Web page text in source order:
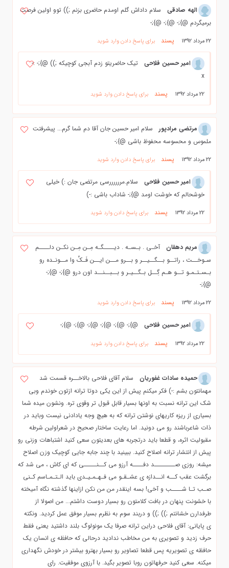
الهه صادقي
سلام داداش گلم اومدم حاضري بزنم ;)) توو اولين فرصت
برميگردم @};- @};- @};-
22 مرداد 1392 پسند برای پاسخ دادن وارد شوید
امیر حسین فلاحی
تیک حاضریتو زدم آبجی کوچیکه ;)) @};- :-
x
22 مرداد 1392 پسند برای پاسخ دادن وارد شوید
مرتضی مرادپور
سلام امیر حسین جان آقا دم شما گرم... پیشرفتت
ملموس و محسوسه محفوظ باشی @};-
22 مرداد 1392 پسند برای پاسخ دادن وارد شوید
امیر حسین فلاحی
سلام.مررررررسی مرتضی جان :) خیلی
خوشحالم که خوشت اومد @};- شاداب باشی :-)
22 مرداد 1392 پسند برای پاسخ دادن وارد شوید
مریم دهقان
آخـی . بـسـه . دیــــگـه مِـن مِـن نکـن دلــــم
سـوخــت ، راتــو بــگــیــر و بــرو مــن ایــن فَـکِّ وا مــونـده رو
بـسـتـمـو تــو هـم گِــل بـگــیـر و بــبــنــد اون درو @};- @};-
@};-
22 مرداد 1392 پسند برای پاسخ دادن وارد شوید
امیر حسین فلاحی @};- @};- @};- @};- @};- @};-
22 مرداد 1392 پسند برای پاسخ دادن وارد شوید
حمیده سادات غفوریان
سلام آقای فلاحی بالاخــره قسمت شد
مهمانتون بشم :-) فکر میکنم پیش از این یکی دوتا ترانه ازتون خوندم وبی
شک این ترانه نسبت به اونها بسیار قابل قبول تر وقوی تره. ونشون میده شما
بسیاری از ریزه کاریهای نوشتن ترانه که به هیچ وجه یادادنی نیست وباید در
ذات شاعرباشند رو می دونید. اما رعایت ساختار صحیح در شعراولین شرطه
مقبولیت اثره، و قطعا باید درتجربه های بعدیتون سعی کنید اشتباهات وزنی رو
پیش از انتشار ترانه اصلاح کنید. ببینید با چند جابه جایی کوچیک وزن اصلاح
میشه: روزی صــــــــد دفــــه آرزو می کــنـــــی که ای کاش ، می شد که
برگشت عقب کــه انــدازه ی عشـقـو می فـهـمـیـدی باید الـتـمـاسم کـنی
صـب تـا شــــب و آخی! بسه اینقدر من من نکن ازاینها گذشته نگاه آمیخته
با خشونت پنهان در بافت کلامتون رو بسیار دوست داشتم... من اصولا از
طرفدارن خشانتم ;)) ;)) و دربند سوم به نظرم بسیار موفق عمل کردید. ونکته
ی پایانی: آقای فلاحی دراین ترانه صرفا یک مونولوگ بلند داشتید یعنی فقط
حرف زدید و تصویری به من مخاطب ندادید درحالی که حافظه ی انسان یک
حافظه ی تصویریه پس قطعا تصاویر رو بسیار بهترو بیشتر در خودش نگهداری
میکنه. سعی کنید حرفهاتون روبا تصویر بگید. با آرزوی موفقیت. رای